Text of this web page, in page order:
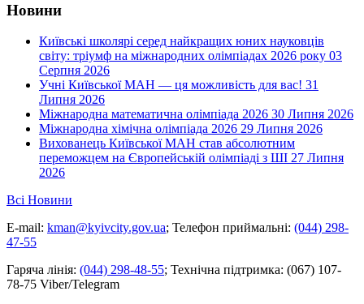
Новини
Київські школярі серед найкращих юних науковців
світу: тріумф на міжнародних олімпіадах 2026 року 03
Серпня 2026
Учні Київської МАН — ця можливість для вас! 31
Липня 2026
Міжнародна математична олімпіада 2026 30 Липня 2026
Міжнародна хімічна олімпіада 2026 29 Липня 2026
Вихованець Київської МАН став абсолютним
переможцем на Європейській олімпіаді з ШІ 27 Липня
2026
Всі Новини
E-mail: kman@kyivcity.gov.ua; Телефон приймальні: (044) 298-
47-55
Гаряча лінія: (044) 298-48-55; Технічна підтримка: (067) 107-
78-75 Viber/Telegram